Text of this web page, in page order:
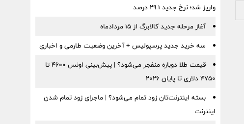
واریز شد؛ نرخ جدید ۲۹.۱ درصد
آغاز مرحله جدید کالابرگ از ۱۵ مردادماه
سه خرید جدید پرسپولیس + آخرین وضعیت طارمی و اخباری
قیمت طلا دوباره منفجر می‌شود؟ | پیش‌بینی اونس ۴۶۰۰ تا
۴۷۵۰ دلاری تا پایان ۲۰۲۶
بسته اینترنت‌تان زود تمام می‌شود؟ | ماجرای زود تمام شدن
اینترنت